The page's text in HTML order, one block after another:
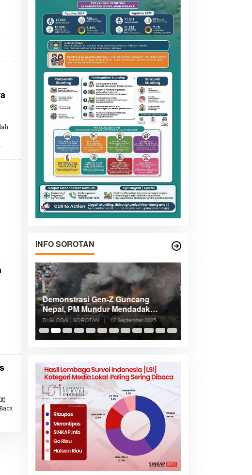
INFO SOROTAN
di
Demonstrasi Gen-Z Guncang
Nepal, PM Mundur Mendadak
Setelah Gedung Parlemen Dibakar
Di GLOBAL, SOROTAN | 12 September 2025